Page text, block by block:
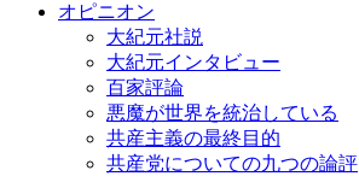
オピニオン
大紀元社説
大紀元インタビュー
百家評論
悪魔が世界を統治している
共産主義の最終目的
共産党についての九つの論評